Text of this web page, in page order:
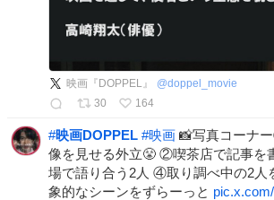
映画『DOPPEL』 @doppel_movie
30
164
#映画DOPPEL #映画 📸写真コーナ
像を見せる外立😤 ②喫茶店で記事を
場で語り合う2人 ④取り調べ中の2人
象的なシーンをずらーっと